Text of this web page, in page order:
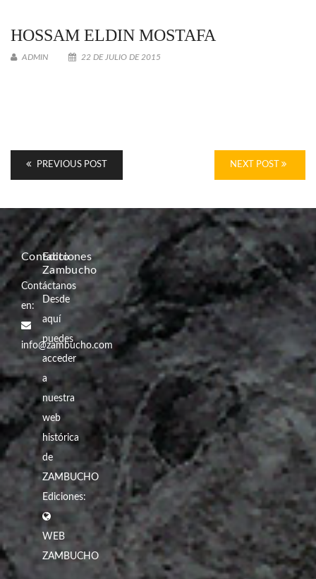
HOSSAM ELDIN MOSTAFA
ADMIN 22 DE JULIO DE 2015
PREVIOUS POST NEXT POST
Contacto
Contáctanos
en:
info@zambucho.com
Ediciones
Zambucho
Desde
aquí
puedes
acceder
a
nuestra
web
histórica
de
ZAMBUCHO
Ediciones:
WEB
ZAMBUCHO